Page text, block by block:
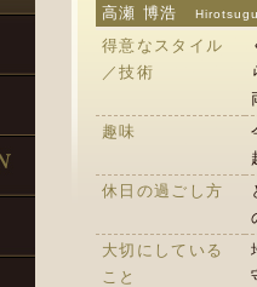
高瀬 博浩
得意なスタイル
／技術
趣味
休日の過ごし方
大切にしている
こと